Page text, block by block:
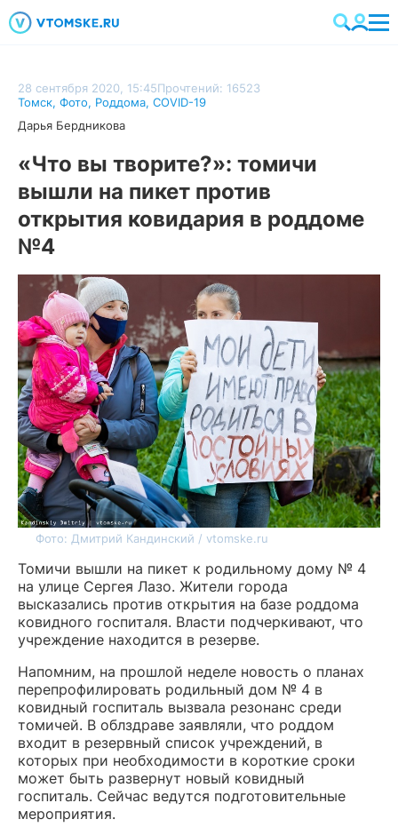
28 сентября 2020, 15:45Прочтений: 16523
Томск, Фото, Роддома, COVID-19
Дарья Бердникова
«Что вы творите?»: томичи
вышли на пикет против
открытия ковидария в роддоме
№4
Фото: Дмитрий Кандинский / vtomske.ru
Томичи вышли на пикет к родильному дому № 4
на улице Сергея Лазо. Жители города
высказались против открытия на базе роддома
ковидного госпиталя. Власти подчеркивают, что
учреждение находится в резерве.
Напомним, на прошлой неделе новость о планах
перепрофилировать родильный дом № 4 в
ковидный госпиталь вызвала резонанс среди
томичей. В облздраве заявляли, что роддом
входит в резервный список учреждений, в
которых при необходимости в короткие сроки
может быть развернут новый ковидный
госпиталь. Сейчас ведутся подготовительные
мероприятия.